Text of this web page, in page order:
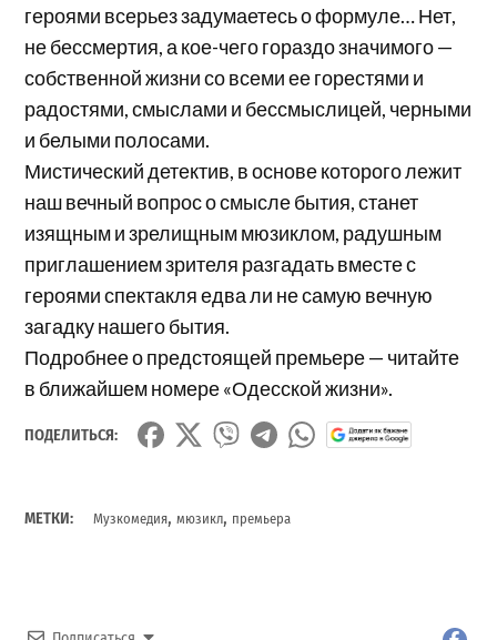
героями всерьез задумаетесь о формуле… Нет,
не бессмертия, а кое-чего гораздо значимого —
собственной жизни со всеми ее горестями и
радостями, смыслами и бессмыслицей, черными
и белыми полосами.
Мистический детектив, в основе которого лежит
наш вечный вопрос о смысле бытия, станет
изящным и зрелищным мюзиклом, радушным
приглашением зрителя разгадать вместе с
героями спектакля едва ли не самую вечную
загадку нашего бытия.
Подробнее о предстоящей премьере — читайте
в ближайшем номере «Одесской жизни».
ПОДЕЛИТЬСЯ:
МЕТКИ: Музкомедия,мюзикл, премьера